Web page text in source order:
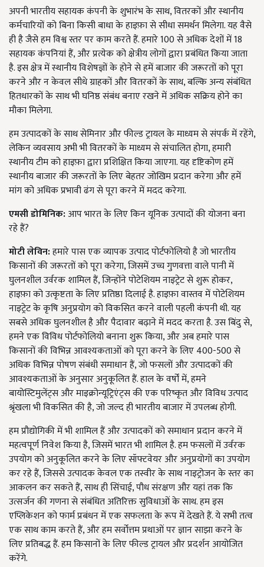
अपनी भारतीय सहायक कंपनी के शुभारंभ के साथ, वितरकों और स्थानीय
कर्मचारियों को बिना किसी बाधा के हाइफ़ा से सीधा समर्थन मिलेगा. यह वैसे
ही है जैसे हम विश्व स्तर पर काम करते हैं. हमारे 100 से अधिक देशों में 18
सहायक कंपनियां हैं, और प्रत्येक को क्षेत्रीय लोगों द्वारा प्रबंधित किया जाता
है. इस क्षेत्र में स्थानीय विशेषज्ञों के होने से हमें बाजार की जरूरतों को पूरा
करने और न केवल सीधे ग्राहकों और वितरकों के साथ, बल्कि अन्य संबंधित
हितधारकों के साथ भी घनिष्ठ संबंध बनाए रखने में अधिक सक्रिय होने का
मौका मिलेगा.
हम उत्पादकों के साथ सेमिनार और फील्ड ट्रायल के माध्यम से संपर्क में रहेंगे,
लेकिन व्यवसाय अभी भी वितरकों के माध्यम से संचालित होगा, हमारी
स्थानीय टीम को हाइफ़ा द्वारा प्रशिक्षित किया जाएगा. यह दृष्टिकोण हमें
स्थानीय बाजार की जरूरतों के लिए बेहतर जोखिम प्रदान करेगा और हमें
मांग को अधिक प्रभावी ढंग से पूरा करने में मदद करेगा.
एमसी डोमिनिक:आप भारत के लिए किन यूनिक उत्पादों की योजना बना
रहे हैं?
मोटी लेविन:हमारे पास एक व्यापक उत्पाद पोर्टफोलियो है जो भारतीय
किसानों की जरूरतों को पूरा करेगा, जिसमें उच्च गुणवत्ता वाले पानी में
घुलनशील उर्वरक शामिल हैं, जिन्होंने पोटेशियम नाइट्रेट से शुरू होकर,
हाइफ़ा को उत्कृष्टता के लिए प्रतिष्ठा दिलाई है. हाइफ़ा वास्तव में पोटेशियम
नाइट्रेट के कृषि अनुप्रयोग को विकसित करने वाली पहली कंपनी थी. यह
सबसे अधिक घुलनशील है और पैदावार बढ़ाने में मदद करता है. उस बिंदु से,
हमने एक विविध पोर्टफोलियो बनाना शुरू किया, और अब हमारे पास
किसानों की विभिन्न आवश्यकताओं को पूरा करने के लिए 400-500 से
अधिक विभिन्न पोषण संबंधी समाधान हैं, जो फसलों और उत्पादकों की
आवश्यकताओं के अनुसार अनुकूलित हैं. हाल के वर्षों में, हमने
बायोस्टिमुलेंट्स और माइक्रोन्यूट्रिएंट्स की एक परिष्कृत और विविध उत्पाद
श्रृंखला भी विकसित की है, जो जल्द ही भारतीय बाजार में उपलब्ध होगी.
हम प्रौद्योगिकी में भी शामिल हैं और उत्पादकों को समाधान प्रदान करने में
महत्वपूर्ण निवेश किया है, जिसमें भारत भी शामिल है. हम फसलों में उर्वरक
उपयोग को अनुकूलित करने के लिए सॉफ्टवेयर और अनुप्रयोगों का उपयोग
कर रहे हैं, जिससे उत्पादक केवल एक तस्वीर के साथ नाइट्रोजन के स्तर का
आकलन कर सकते हैं, साथ ही सिंचाई, पौध संरक्षण और यहां तक कि
उत्सर्जन की गणना से संबंधित अतिरिक्त सुविधाओं के साथ. हम इस
एप्लिकेशन को फार्म प्रबंधन में एक सफलता के रूप में देखते हैं. ये सभी तत्व
एक साथ काम करते हैं, और हम सर्वोत्तम प्रथाओं पर ज्ञान साझा करने के
लिए प्रतिबद्ध हैं. हम किसानों के लिए फील्ड ट्रायल और प्रदर्शन आयोजित
करेंगे.